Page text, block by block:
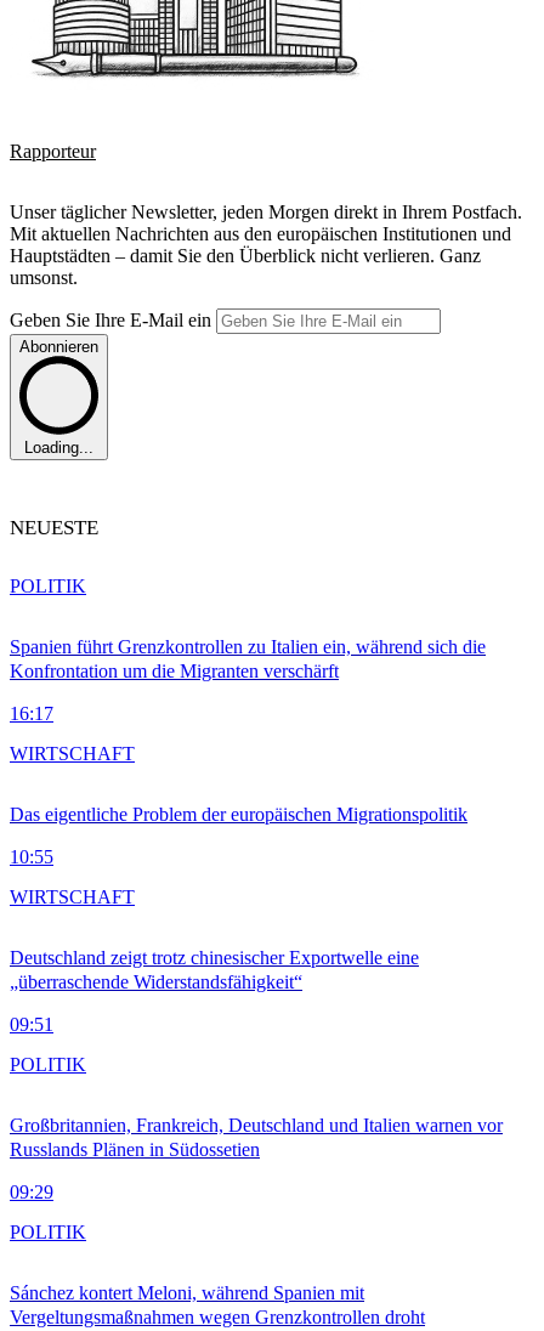
Rapporteur
Unser täglicher Newsletter, jeden Morgen direkt in Ihrem Postfach.
Mit aktuellen Nachrichten aus den europäischen Institutionen und
Hauptstädten – damit Sie den Überblick nicht verlieren. Ganz
umsonst.
Geben Sie Ihre E-Mail ein
Abonnieren
Loading...
NEUESTE
Spanien führt Grenzkontrollen zu Italien ein, während sich die
Konfrontation um die Migranten verschärft
16:17
POLITIK
Das eigentliche Problem der europäischen Migrationspolitik
10:55
WIRTSCHAFT
Deutschland zeigt trotz chinesischer Exportwelle eine
„überraschende Widerstandsfähigkeit“
09:51
WIRTSCHAFT
Großbritannien, Frankreich, Deutschland und Italien warnen vor
Russlands Plänen in Südossetien
09:29
POLITIK
Sánchez kontert Meloni, während Spanien mit
Vergeltungsmaßnahmen wegen Grenzkontrollen droht
POLITIK